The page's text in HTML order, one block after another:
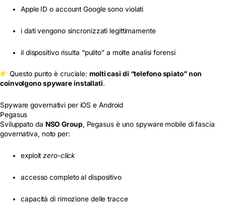
Apple ID o account Google sono violati
i dati vengono sincronizzati legittimamente
il dispositivo risulta “pulito” a molte analisi forensi
Questo punto è cruciale: molti casi di “telefono spiato” non
coinvolgono spyware installati.
Spyware governativi per iOS e Android
Pegasus
Sviluppato da NSO Group, Pegasus è uno spyware mobile di fascia
governativa, noto per:
exploitzero-click
accesso completo al dispositivo
capacità di rimozione delle tracce